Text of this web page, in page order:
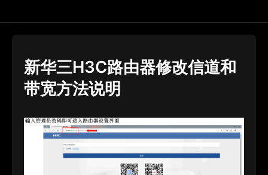
新华三H3C路由器修改信道和
带宽方法说明